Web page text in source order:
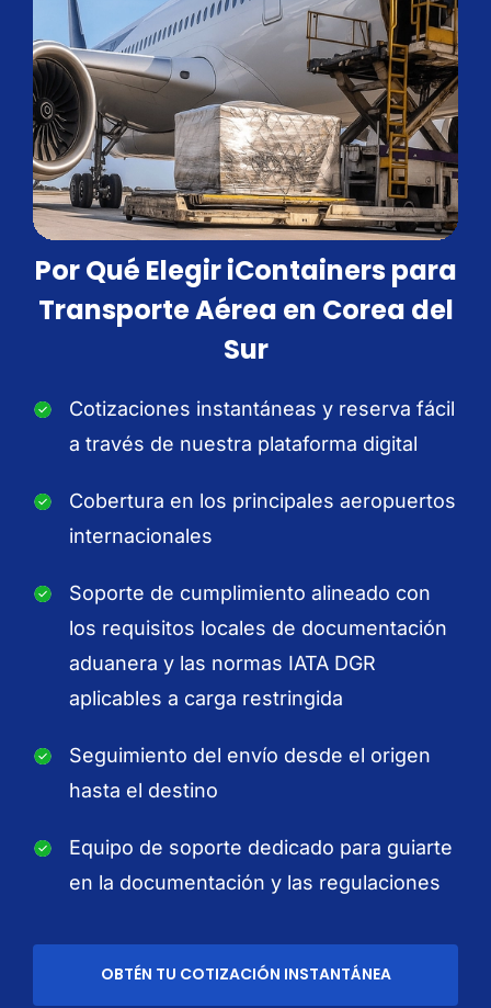
Por Qué Elegir iContainers para
Transporte Aérea en Corea del
Sur
Cotizaciones instantáneas y reserva fácil
a través de nuestra plataforma digital
Cobertura en los principales aeropuertos
internacionales
Soporte de cumplimiento alineado con
los requisitos locales de documentación
aduanera y las normas IATA DGR
aplicables a carga restringida
Seguimiento del envío desde el origen
hasta el destino
Equipo de soporte dedicado para guiarte
en la documentación y las regulaciones
OBTÉN TU COTIZACIÓN INSTANTÁNEA